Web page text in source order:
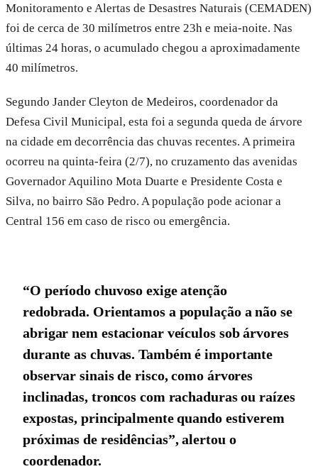
Monitoramento e Alertas de Desastres Naturais (CEMADEN)
foi de cerca de 30 milímetros entre 23h e meia-noite. Nas
últimas 24 horas, o acumulado chegou a aproximadamente
40 milímetros.
Segundo Jander Cleyton de Medeiros, coordenador da
Defesa Civil Municipal, esta foi a segunda queda de árvore
na cidade em decorrência das chuvas recentes. A primeira
ocorreu na quinta-feira (2/7), no cruzamento das avenidas
Governador Aquilino Mota Duarte e Presidente Costa e
Silva, no bairro São Pedro. A população pode acionar a
Central 156 em caso de risco ou emergência.
“O período chuvoso exige atenção
redobrada. Orientamos a população a não se
abrigar nem estacionar veículos sob árvores
durante as chuvas. Também é importante
observar sinais de risco, como árvores
inclinadas, troncos com rachaduras ou raízes
expostas, principalmente quando estiverem
próximas de residências”, alertou o
coordenador.